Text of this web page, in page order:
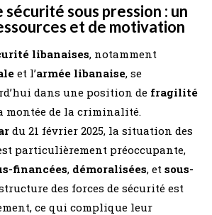
sécurité sous pression : un
et de motivation
libanaises, notamment
et l’armée libanaise, se
dans une position de fragilité
montée de la criminalité.
du 21 février 2025, la situation des
particulièrement préoccupante,
financées, démoralisées, et sous-
des forces de sécurité est
ce qui complique leur